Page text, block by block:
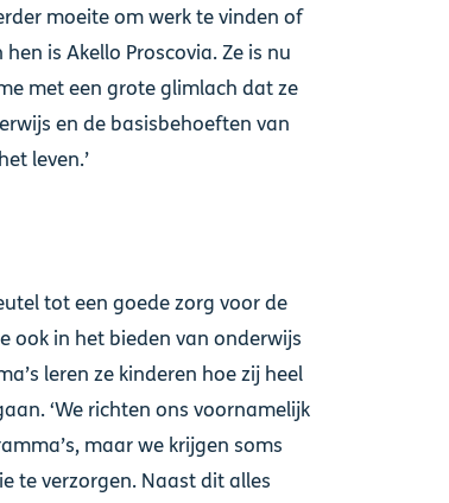
moeite om werk te vinden of
is Akello Proscovia. Ze is nu
met een grote glimlach dat ze
en de basisbehoeften van
leven.’
tot een goede zorg voor de
ook in het bieden van onderwijs
leren ze kinderen hoe zij heel
‘We richten ons voornamelijk
maar we krijgen soms
te verzorgen. Naast dit alles